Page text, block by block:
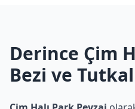
Derince Çim
Bezi ve